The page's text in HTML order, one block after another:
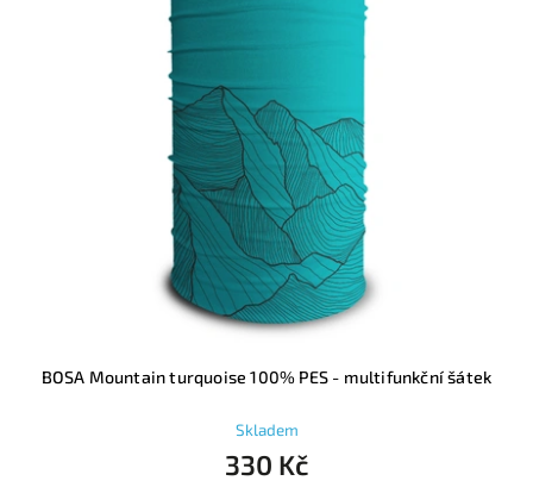
BOSA Mountain turquoise 100% PES - multifunkční šátek
Skladem
330 Kč